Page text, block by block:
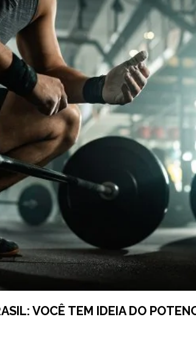
VOCÊ TEM IDEIA DO